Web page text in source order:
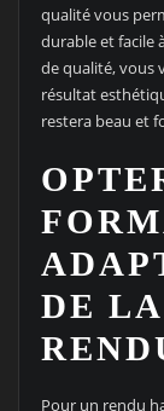
qualité vous
durable et facile
de qualité, vous
résultat
restera beau et
DE
Pour un rendu